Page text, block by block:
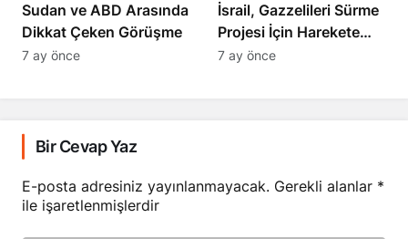
Sudan ve ABD Arasında
Dikkat Çeken Görüşme
7 ay önce
İsrail, Gazzelileri Sürme
Projesi İçin Harekete
Geçti
7 ay önce
Bir Cevap Yaz
E-posta adresiniz yayınlanmayacak. Gerekli alanlar *
ile işaretlenmişlerdir